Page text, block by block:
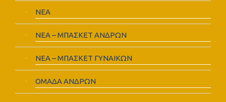
ΝΕΑ
ΝΕΑ – ΜΠΑΣΚΕΤ ΑΝΔΡΩΝ
ΝΕΑ – ΜΠΑΣΚΕΤ ΓΥΝΑΙΚΩΝ
ΟΜΑΔΑ ΑΝΔΡΩΝ